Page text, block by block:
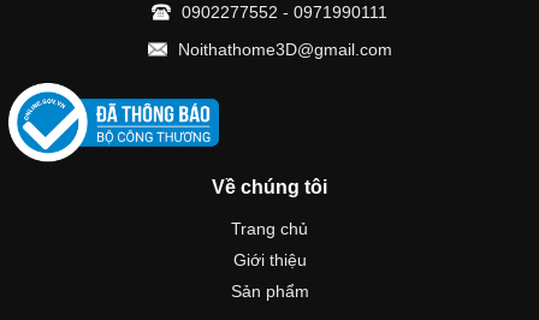
0902277552 - 0971990111
Noithathome3D@gmail.com
Về chúng tôi
Trang chủ
Giới thiệu
Sản phẩm